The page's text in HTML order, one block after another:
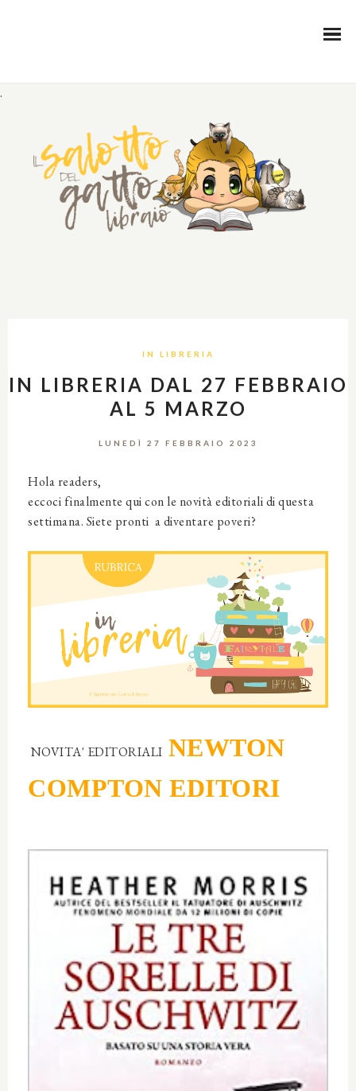
.
IN LIBRERIA
IN LIBRERIA DAL 27 FEBBRAIO
AL 5 MARZO
LUNEDÌ 27 FEBBRAIO 2023
Hola readers,
eccoci finalmente qui con le novità editoriali di questa
settimana. Siete pronti a diventare poveri?
NOVITA' EDITORIALI NEWTON
COMPTON EDITORI